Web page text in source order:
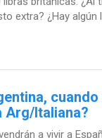
extra? ¿Hay algún
Arg/Italiana?
a vivir a